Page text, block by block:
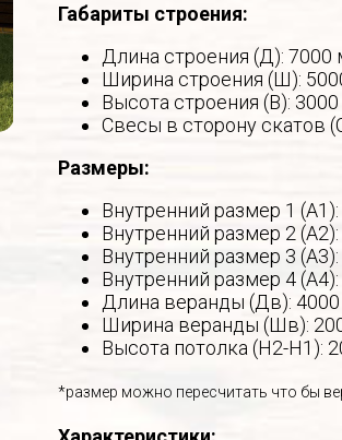
Габариты строения:
Длина строения (Д): 7000
Ширина строения (Ш):
Высота строения (В):
Свесы в сторону скатов
Размеры:
Внутренний размер 1
Внутренний размер 2
Внутренний размер 3
Внутренний размер 4
Длина веранды (Дв):
Ширина веранды (Шв):
Высота потолка (Н2-Н1):
*размер можно пересчитать что бы